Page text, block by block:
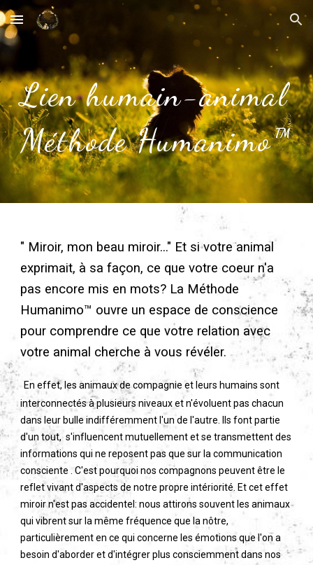
Skip to main content Skip to navigation
Lien humain-animal
Méthode Humanimo™
" Miroir, mon beau miroir..." Et si votre animal
exprimait, à sa façon, ce que votre coeur n'a
pas encore mis en mots? La Méthode
Humanimo™ ouvre un espace de conscience
pour comprendre ce que votre relation avec
votre animal cherche à vous révéler.
En effet, les animaux de compagnie et leurs humains sont
interconnectés à plusieurs niveaux et n'évoluent pas chacun
dans leur bulle indifféremment l'un de l'autre. Ils font partie
d'un tout, s'influencent mutuellement et se transmettent des
informations qui ne reposent pas que sur la communication
consciente . C'est pourquoi nos compagnons peuvent être le
reflet vivant d'aspects de notre propre intériorité. Et cet effet
miroir n'est pas accidentel: nous attirons souvent les animaux
qui vibrent sur la même fréquence que la nôtre,
particulièrement en ce qui concerne les émotions que l'on a
besoin d'aborder et d'intégrer plus consciemment dans nos